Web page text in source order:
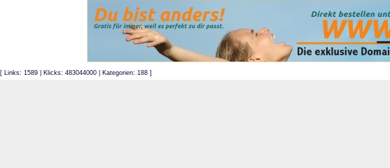
[ Links: 1589 | Klicks: 483044000 | Kategorien: 188 ]